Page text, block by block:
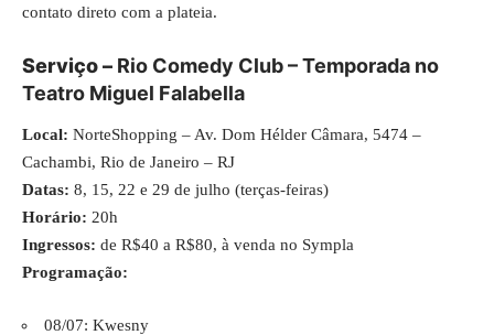
contato direto com a plateia.
Serviço – Rio Comedy Club – Temporada no
Teatro Miguel Falabella
Local: NorteShopping – Av. Dom Hélder Câmara, 5474 –
Cachambi, Rio de Janeiro – RJ
Datas: 8, 15, 22 e 29 de julho (terças-feiras)
Horário: 20h
Ingressos: de R$40 a R$80, à venda no Sympla
Programação:
08/07: Kwesny